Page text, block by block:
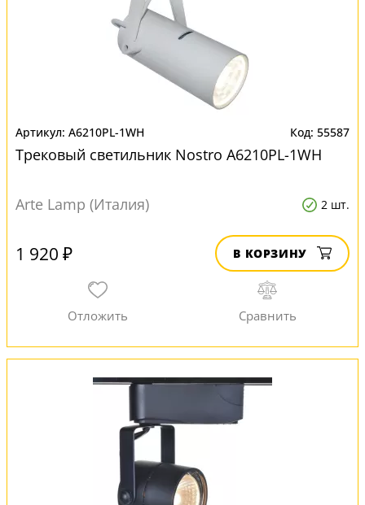
A6210PL-1WH 55587
Трековый светильник Nostro A6210PL-1WH
Arte Lamp (Италия) 2 шт.
1 920 ₽ В КОРЗИНУ